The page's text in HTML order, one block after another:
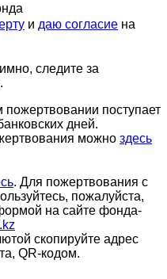
и даю согласие на
следите за
поступает
дней.
можно здесь
. Для пожертвования с
пожалуйста,
на сайте фонда-
скопируйте адрес
QR-кодом.